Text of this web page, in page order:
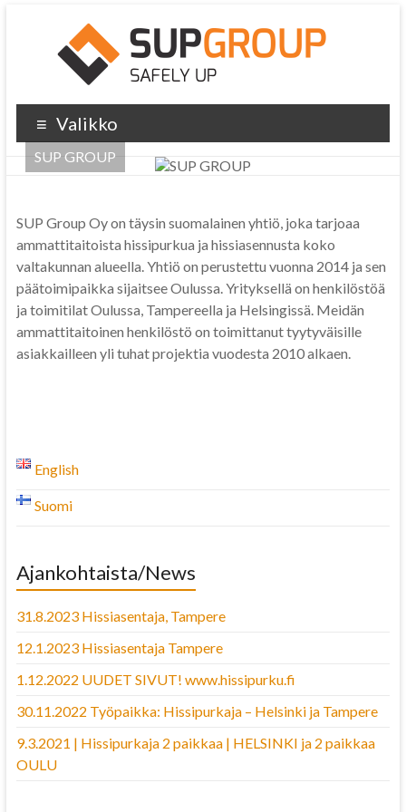
Valikko
SUP GROUP
SUP Group Oy on täysin suomalainen yhtiö, joka tarjoaa
ammattitaitoista hissipurkua ja hissiasennusta koko
valtakunnan alueella. Yhtiö on perustettu vuonna 2014 ja sen
päätoimipaikka sijaitsee Oulussa. Yrityksellä on henkilöstöä
ja toimitilat Oulussa, Tampereella ja Helsingissä. Meidän
ammattitaitoinen henkilöstö on toimittanut tyytyväisille
asiakkailleen yli tuhat projektia vuodesta 2010 alkaen.
English
Suomi
Ajankohtaista/News
31.8.2023 Hissiasentaja, Tampere
12.1.2023 Hissiasentaja Tampere
1.12.2022 UUDET SIVUT! www.hissipurku.fi
30.11.2022 Työpaikka: Hissipurkaja – Helsinki ja Tampere
9.3.2021 | Hissipurkaja 2 paikkaa | HELSINKI ja 2 paikkaa
OULU